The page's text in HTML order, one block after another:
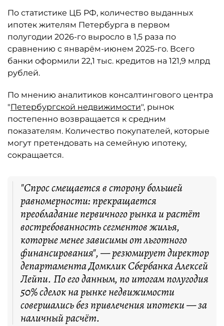
По статистике ЦБ РФ, количество выданных
ипотек жителям Петербурга в первом
полугодии 2026-го выросло в 1,5 раза по
сравнению с январём-июнем 2025-го. Всего
банки оформили 22,1 тыс. кредитов на 121,9 млрд
рублей.
По мнению аналитиков консалтингового центра
"Петербургской недвижимости", рынок
постепенно возвращается к средним
показателям. Количество покупателей, которые
могут претендовать на семейную ипотеку,
сокращается.
"Спрос смещается в сторону большей
равномерности: прекращается
преобладание первичного рынка и растёт
востребованность сегментов жилья,
которые менее зависимы от льготного
финансирования", — резюмирует директор
департамента Домклик Сбербанка Алексей
Лейпи. По его данным, по итогам полугодия
50% сделок на рынке недвижимости
совершались без привлечения ипотеки — за
наличный расчёт.